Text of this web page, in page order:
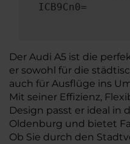
ICB9Cn0=
Der Audi A5 ist die
er sowohl für die
auch für Ausflüge ins
Mit seiner Effizienz,
Design passt er ideal in
Oldenburg und bietet
Ob Sie durch den